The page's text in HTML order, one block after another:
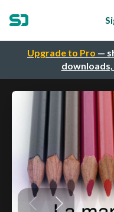
Upgrade to Pro —